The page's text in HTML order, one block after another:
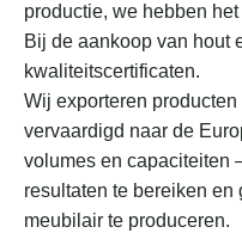
productie, we hebben
Bij de aankoop van hout
kwaliteitscertificaten.
Wij exporteren
vervaardigd naar de
volumes en capaciteiten
resultaten te bereiken
meubilair te produceren.